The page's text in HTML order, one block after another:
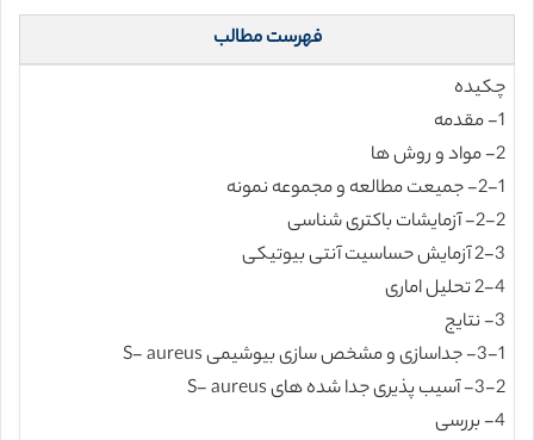
فهرست مطالب
چکیده
1- مقدمه
2- مواد و روش ها
2-1- جمیعت مطالعه و مجموعه نمونه
2-2- آزمایشات باکتری شناسی
2-3 آزمایش حساسیت آنتی بیوتیکی
2-4 تحلیل اماری
3- نتایج
3-1- جداسازی و مشخص سازی بیوشیمی S- aureus
3-2- آسیب پذیری جدا شده های S- aureus
4- بررسی